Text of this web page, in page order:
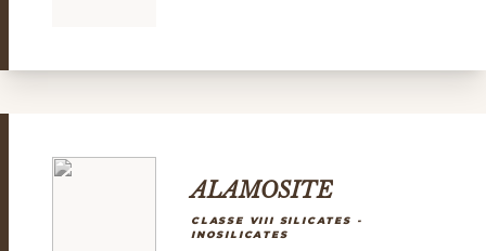
ALAMOSITE
CLASSE VIII SILICATES -
INOSILICATES